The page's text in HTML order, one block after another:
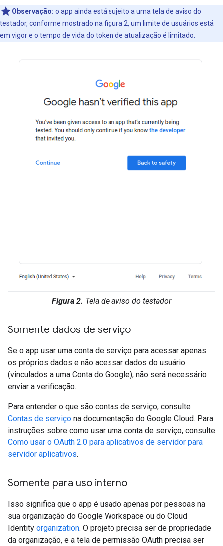
Observação: o app ainda está sujeito a uma tela de aviso do
testador, conforme mostrado na figura 2, um limite de usuários está
em vigor e o tempo de vida do token de atualização é limitado.
Figura 2. Tela de aviso do testador
Somente dados de serviço
Se o app usar uma conta de serviço para acessar apenas
os próprios dados e não acessar dados do usuário
(vinculados a uma Conta do Google), não será necessário
enviar a verificação.
Para entender o que são contas de serviço, consulte
Contas de serviço na documentação do Google Cloud. Para
instruções sobre como usar uma conta de serviço, consulte
Como usar o OAuth 2.0 para aplicativos de servidor para
servidor aplicativos.
Somente para uso interno
Isso significa que o app é usado apenas por pessoas na
sua organização do Google Workspace ou do Cloud
Identity organization. O projeto precisa ser de propriedade
da organização, e a tela de permissão OAuth precisa ser